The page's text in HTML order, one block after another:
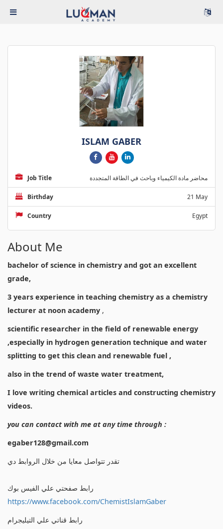
ISLAM GABER
Job Title محاضر مادة الكيمياء وباحث في الطاقة المتجددة
Birthday 21 May
Country Egypt
About Me
bachelor of science in chemistry and got an excellent
grade,
3 years experience in teaching chemistry as a chemistry
lecturer at noon academy ,
scientific researcher in the field of renewable energy
,especially in hydrogen generation technique and water
splitting to get this clean and renewable fuel ,
also in the trend of waste water treatment,
I love writing chemical articles and constructing chemistry
videos.
you can contact with me at any time through :
egaber128@gmail.com
تقدر تتواصل معايا من خلال الروابط دي
رابط صفحتي علي الفيس بوك
https://www.facebook.com/ChemistIslamGaber
رابط قناتي علي التيليجرام